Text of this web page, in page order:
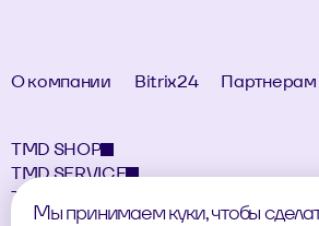
О компании Bitrix24 Партнерам
TMD SHOP
TMD SERVICE
TMD LANDING
Мы принимаем куки, чтобы